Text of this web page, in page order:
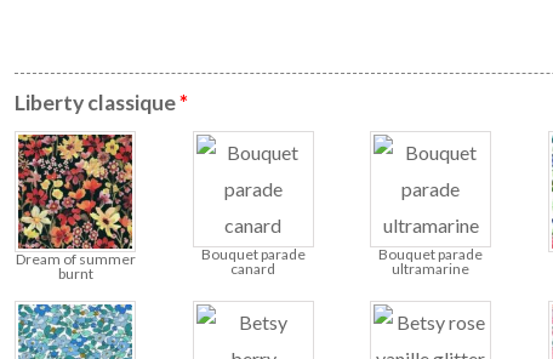
Liberty classique*
Dream of summer
burnt
Bouquet parade
canard
Bouquet parade
ultramarine